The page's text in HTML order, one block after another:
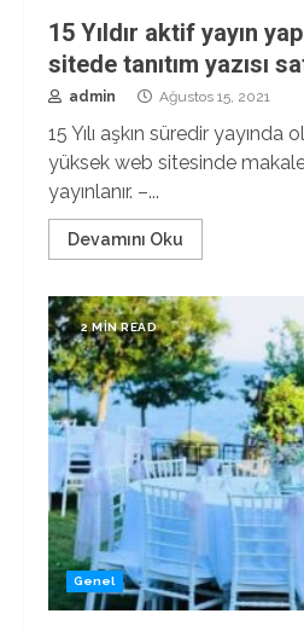
15 Yıldır aktif yayın
sitede tanıtım yazısı
admin Ağustos 15, 2021
15 Yılı aşkın süredir yayında
yüksek web sitesinde makale
yayınlanır. –...
Devamını Oku
2 MIN READ
Genel